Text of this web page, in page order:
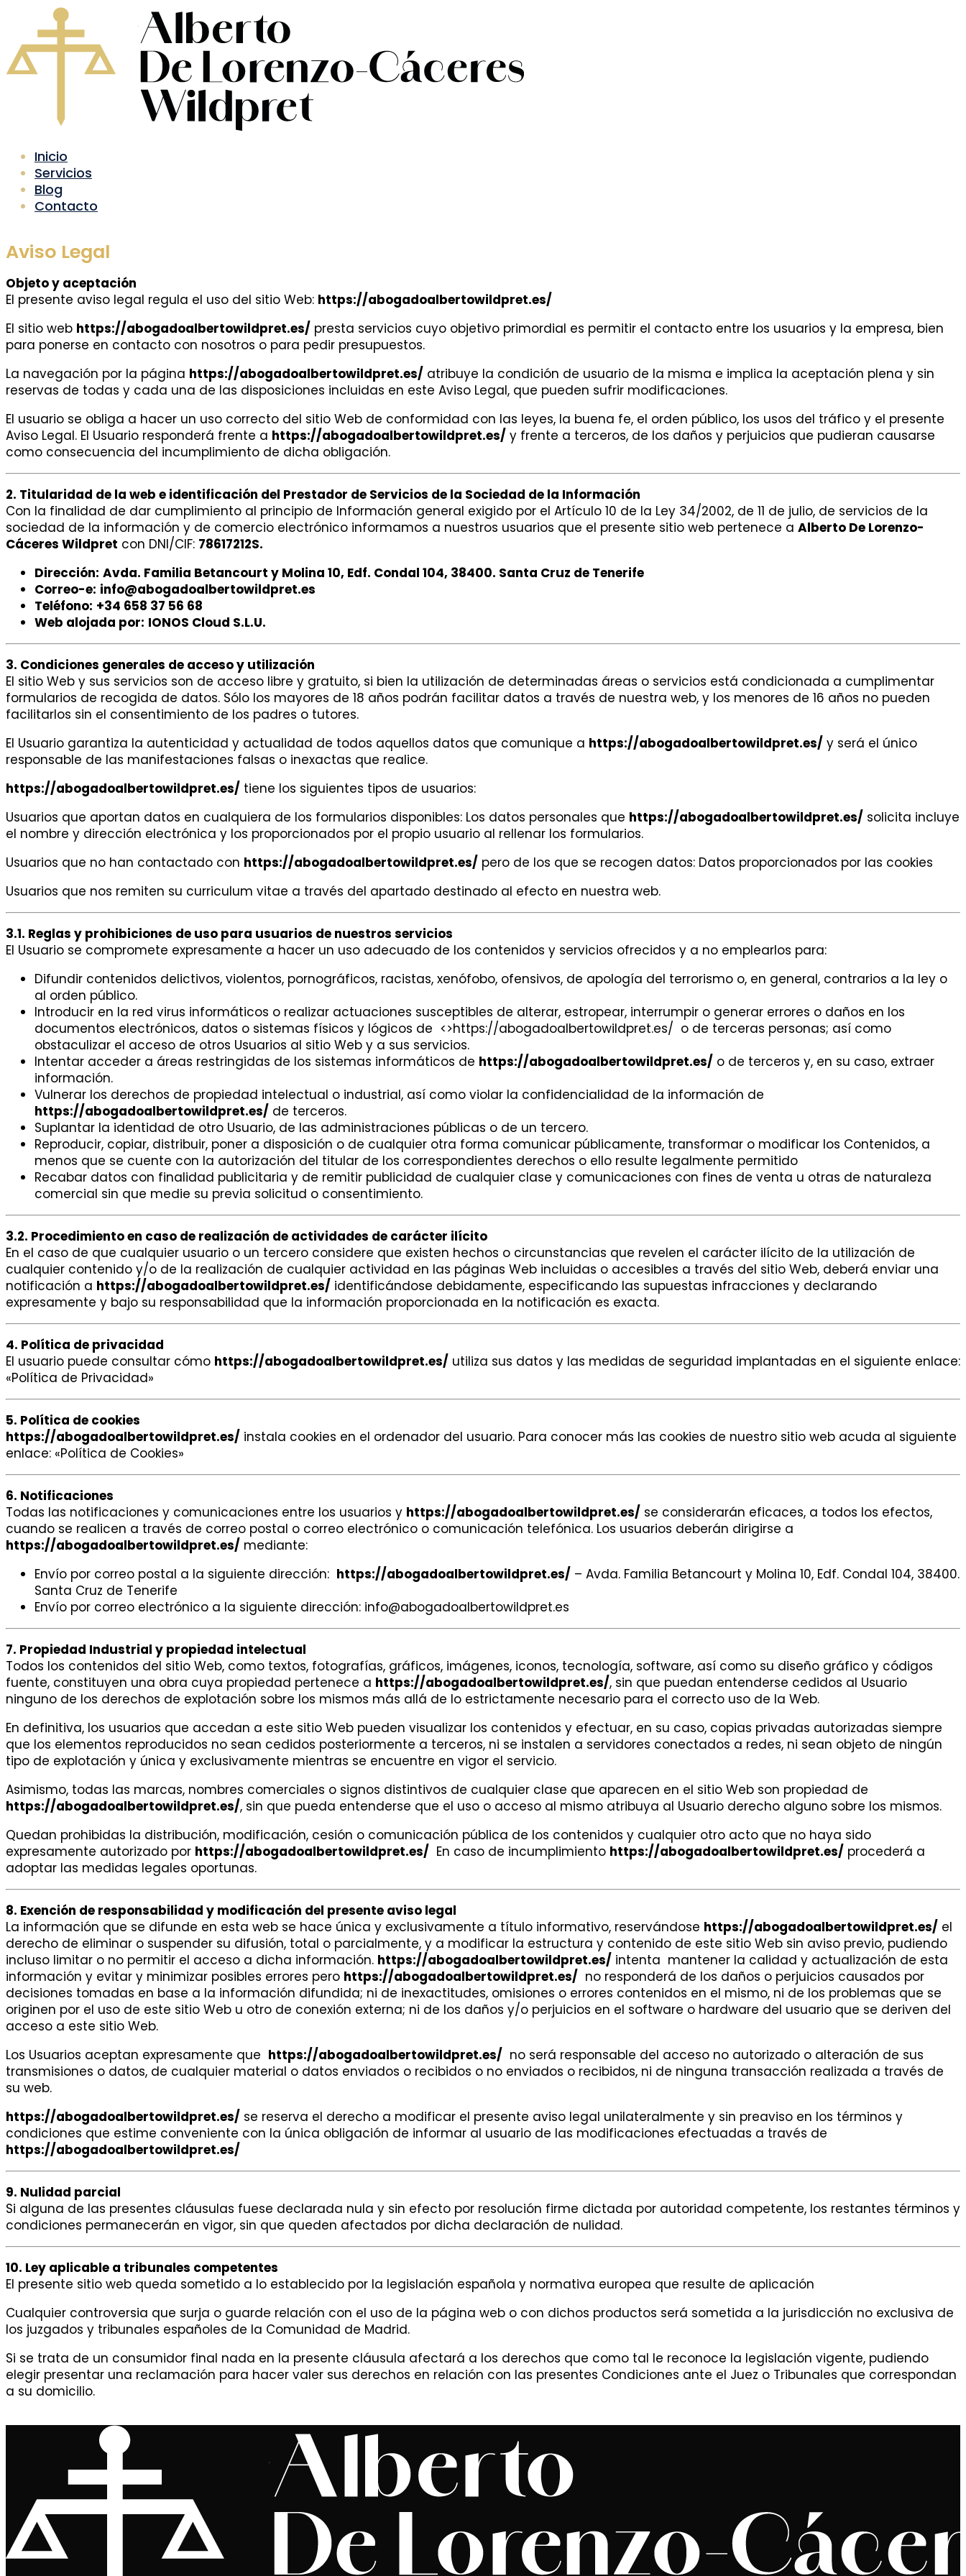
Inicio
Servicios
Blog
Contacto
Aviso Legal
Objeto y aceptación
El presente aviso legal regula el uso del sitio Web: https://abogadoalbertowildpret.es/
El sitio web https://abogadoalbertowildpret.es/ presta servicios cuyo objetivo primordial es permitir el contacto entre los usuarios y la empresa, bien
para ponerse en contacto con nosotros o para pedir presupuestos.
La navegación por la página https://abogadoalbertowildpret.es/ atribuye la condición de usuario de la misma e implica la aceptación plena y sin
reservas de todas y cada una de las disposiciones incluidas en este Aviso Legal, que pueden sufrir modificaciones.
El usuario se obliga a hacer un uso correcto del sitio Web de conformidad con las leyes, la buena fe, el orden público, los usos del tráfico y el presente
Aviso Legal. El Usuario responderá frente a https://abogadoalbertowildpret.es/ y frente a terceros, de los daños y perjuicios que pudieran causarse
como consecuencia del incumplimiento de dicha obligación.
2. Titularidad de la web e identificación del Prestador de Servicios de la Sociedad de la Información
Con la finalidad de dar cumplimiento al principio de Información general exigido por el Artículo 10 de la Ley 34/2002, de 11 de julio, de servicios de la
sociedad de la información y de comercio electrónico informamos a nuestros usuarios que el presente sitio web pertenece a Alberto De Lorenzo-
Cáceres Wildpret con DNI/CIF: 78617212S.
Dirección: Avda. Familia Betancourt y Molina 10, Edf. Condal 104, 38400. Santa Cruz de Tenerife
Correo-e: info@abogadoalbertowildpret.es
Teléfono: +34 658 37 56 68
Web alojada por: IONOS Cloud S.L.U.
3. Condiciones generales de acceso y utilización
El sitio Web y sus servicios son de acceso libre y gratuito, si bien la utilización de determinadas áreas o servicios está condicionada a cumplimentar
formularios de recogida de datos. Sólo los mayores de 18 años podrán facilitar datos a través de nuestra web, y los menores de 16 años no pueden
facilitarlos sin el consentimiento de los padres o tutores.
El Usuario garantiza la autenticidad y actualidad de todos aquellos datos que comunique a https://abogadoalbertowildpret.es/ y será el único
responsable de las manifestaciones falsas o inexactas que realice.
https://abogadoalbertowildpret.es/ tiene los siguientes tipos de usuarios:
Usuarios que aportan datos en cualquiera de los formularios disponibles: Los datos personales que https://abogadoalbertowildpret.es/ solicita incluye
el nombre y dirección electrónica y los proporcionados por el propio usuario al rellenar los formularios.
Usuarios que no han contactado con https://abogadoalbertowildpret.es/ pero de los que se recogen datos: Datos proporcionados por las cookies
Usuarios que nos remiten su curriculum vitae a través del apartado destinado al efecto en nuestra web.
3.1. Reglas y prohibiciones de uso para usuarios de nuestros servicios
El Usuario se compromete expresamente a hacer un uso adecuado de los contenidos y servicios ofrecidos y a no emplearlos para:
Difundir contenidos delictivos, violentos, pornográficos, racistas, xenófobo, ofensivos, de apología del terrorismo o, en general, contrarios a la ley o
al orden público.
Introducir en la red virus informáticos o realizar actuaciones susceptibles de alterar, estropear, interrumpir o generar errores o daños en los
documentos electrónicos, datos o sistemas físicos y lógicos de <>https://abogadoalbertowildpret.es/ o de terceras personas; así como
obstaculizar el acceso de otros Usuarios al sitio Web y a sus servicios.
Intentar acceder a áreas restringidas de los sistemas informáticos de https://abogadoalbertowildpret.es/ o de terceros y, en su caso, extraer
información.
Vulnerar los derechos de propiedad intelectual o industrial, así como violar la confidencialidad de la información de
https://abogadoalbertowildpret.es/ de terceros.
Suplantar la identidad de otro Usuario, de las administraciones públicas o de un tercero.
Reproducir, copiar, distribuir, poner a disposición o de cualquier otra forma comunicar públicamente, transformar o modificar los Contenidos, a
menos que se cuente con la autorización del titular de los correspondientes derechos o ello resulte legalmente permitido
Recabar datos con finalidad publicitaria y de remitir publicidad de cualquier clase y comunicaciones con fines de venta u otras de naturaleza
comercial sin que medie su previa solicitud o consentimiento.
3.2. Procedimiento en caso de realización de actividades de carácter ilícito
En el caso de que cualquier usuario o un tercero considere que existen hechos o circunstancias que revelen el carácter ilícito de la utilización de
cualquier contenido y/o de la realización de cualquier actividad en las páginas Web incluidas o accesibles a través del sitio Web, deberá enviar una
notificación a https://abogadoalbertowildpret.es/ identificándose debidamente, especificando las supuestas infracciones y declarando
expresamente y bajo su responsabilidad que la información proporcionada en la notificación es exacta.
4. Política de privacidad
El usuario puede consultar cómo https://abogadoalbertowildpret.es/ utiliza sus datos y las medidas de seguridad implantadas en el siguiente enlace:
«Política de Privacidad»
5. Política de cookies
https://abogadoalbertowildpret.es/ instala cookies en el ordenador del usuario. Para conocer más las cookies de nuestro sitio web acuda al siguiente
enlace: «Política de Cookies»
6. Notificaciones
Todas las notificaciones y comunicaciones entre los usuarios y https://abogadoalbertowildpret.es/ se considerarán eficaces, a todos los efectos,
cuando se realicen a través de correo postal o correo electrónico o comunicación telefónica. Los usuarios deberán dirigirse a
https://abogadoalbertowildpret.es/ mediante:
Envío por correo postal a la siguiente dirección: https://abogadoalbertowildpret.es/ – Avda. Familia Betancourt y Molina 10, Edf. Condal 104, 38400.
Santa Cruz de Tenerife
Envío por correo electrónico a la siguiente dirección: info@abogadoalbertowildpret.es
7. Propiedad Industrial y propiedad intelectual
Todos los contenidos del sitio Web, como textos, fotografías, gráficos, imágenes, iconos, tecnología, software, así como su diseño gráfico y códigos
fuente, constituyen una obra cuya propiedad pertenece a https://abogadoalbertowildpret.es/, sin que puedan entenderse cedidos al Usuario
ninguno de los derechos de explotación sobre los mismos más allá de lo estrictamente necesario para el correcto uso de la Web.
En definitiva, los usuarios que accedan a este sitio Web pueden visualizar los contenidos y efectuar, en su caso, copias privadas autorizadas siempre
que los elementos reproducidos no sean cedidos posteriormente a terceros, ni se instalen a servidores conectados a redes, ni sean objeto de ningún
tipo de explotación y única y exclusivamente mientras se encuentre en vigor el servicio.
Asimismo, todas las marcas, nombres comerciales o signos distintivos de cualquier clase que aparecen en el sitio Web son propiedad de
https://abogadoalbertowildpret.es/, sin que pueda entenderse que el uso o acceso al mismo atribuya al Usuario derecho alguno sobre los mismos.
Quedan prohibidas la distribución, modificación, cesión o comunicación pública de los contenidos y cualquier otro acto que no haya sido
expresamente autorizado por https://abogadoalbertowildpret.es/ En caso de incumplimiento https://abogadoalbertowildpret.es/ procederá a
adoptar las medidas legales oportunas.
8. Exención de responsabilidad y modificación del presente aviso legal
La información que se difunde en esta web se hace única y exclusivamente a título informativo, reservándose https://abogadoalbertowildpret.es/ el
derecho de eliminar o suspender su difusión, total o parcialmente, y a modificar la estructura y contenido de este sitio Web sin aviso previo, pudiendo
incluso limitar o no permitir el acceso a dicha información. https://abogadoalbertowildpret.es/ intenta mantener la calidad y actualización de esta
información y evitar y minimizar posibles errores pero https://abogadoalbertowildpret.es/ no responderá de los daños o perjuicios causados por
decisiones tomadas en base a la información difundida; ni de inexactitudes, omisiones o errores contenidos en el mismo, ni de los problemas que se
originen por el uso de este sitio Web u otro de conexión externa; ni de los daños y/o perjuicios en el software o hardware del usuario que se deriven del
acceso a este sitio Web.
Los Usuarios aceptan expresamente que https://abogadoalbertowildpret.es/ no será responsable del acceso no autorizado o alteración de sus
transmisiones o datos, de cualquier material o datos enviados o recibidos o no enviados o recibidos, ni de ninguna transacción realizada a través de
su web.
https://abogadoalbertowildpret.es/ se reserva el derecho a modificar el presente aviso legal unilateralmente y sin preaviso en los términos y
condiciones que estime conveniente con la única obligación de informar al usuario de las modificaciones efectuadas a través de
https://abogadoalbertowildpret.es/
9. Nulidad parcial
Si alguna de las presentes cláusulas fuese declarada nula y sin efecto por resolución firme dictada por autoridad competente, los restantes términos y
condiciones permanecerán en vigor, sin que queden afectados por dicha declaración de nulidad.
10. Ley aplicable a tribunales competentes
El presente sitio web queda sometido a lo establecido por la legislación española y normativa europea que resulte de aplicación
Cualquier controversia que surja o guarde relación con el uso de la página web o con dichos productos será sometida a la jurisdicción no exclusiva de
los juzgados y tribunales españoles de la Comunidad de Madrid.
Si se trata de un consumidor final nada en la presente cláusula afectará a los derechos que como tal le reconoce la legislación vigente, pudiendo
elegir presentar una reclamación para hacer valer sus derechos en relación con las presentes Condiciones ante el Juez o Tribunales que correspondan
a su domicilio.